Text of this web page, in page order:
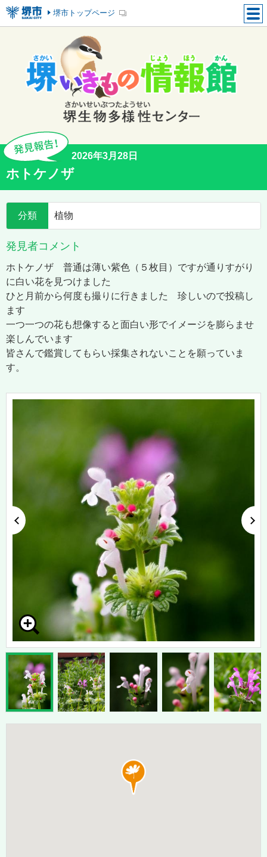
堺市トップページ
2026年3月28日
ホトケノザ
分類 植物
発見者コメント
ホトケノザ 普通は薄い紫色（５枚目）ですが通りすがり
に白い花を見つけました
ひと月前から何度も撮りに行きました 珍しいので投稿し
ます
一つ一つの花も想像すると面白い形でイメージを膨らませ
楽しんでいます
皆さんで鑑賞してもらい採集されないことを願っていま
す。